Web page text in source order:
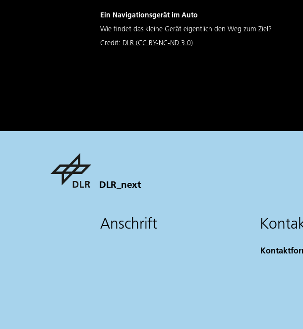
Ein Navigationsgerät im Auto
Wie findet das kleine Gerät eigentlich den Weg zum Ziel?
Credit: DLR (CC BY-NC-ND 3.0)
DLR_next
Anschrift